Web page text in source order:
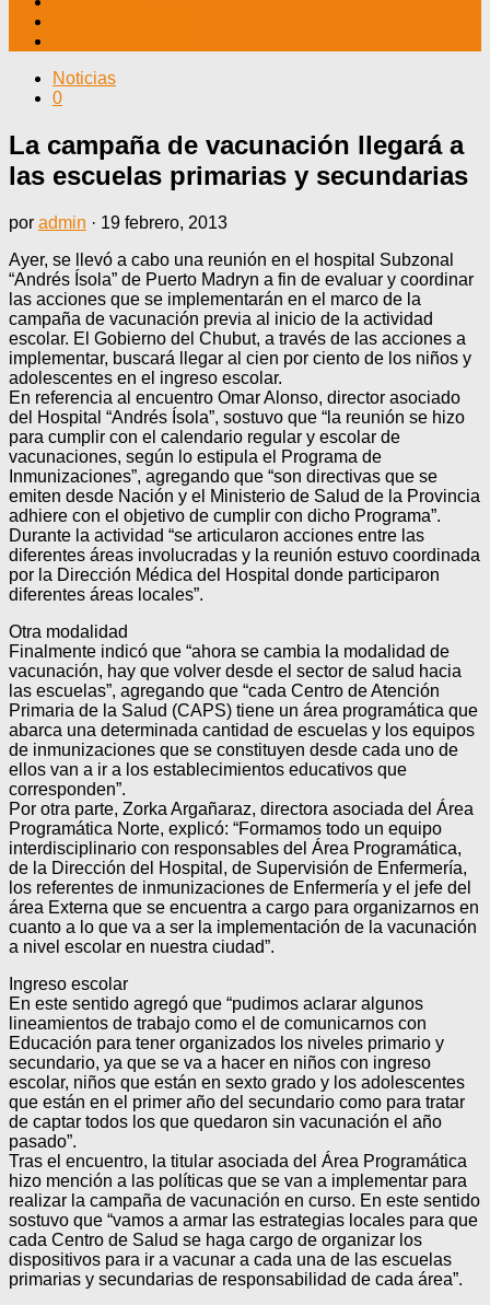
Noticias
0
La campaña de vacunación llegará a
las escuelas primarias y secundarias
por admin · 19 febrero, 2013
Ayer, se llevó a cabo una reunión en el hospital Subzonal
“Andrés Ísola” de Puerto Madryn a fin de evaluar y coordinar
las acciones que se implementarán en el marco de la
campaña de vacunación previa al inicio de la actividad
escolar. El Gobierno del Chubut, a través de las acciones a
implementar, buscará llegar al cien por ciento de los niños y
adolescentes en el ingreso escolar.
En referencia al encuentro Omar Alonso, director asociado
del Hospital “Andrés Ísola”, sostuvo que “la reunión se hizo
para cumplir con el calendario regular y escolar de
vacunaciones, según lo estipula el Programa de
Inmunizaciones”, agregando que “son directivas que se
emiten desde Nación y el Ministerio de Salud de la Provincia
adhiere con el objetivo de cumplir con dicho Programa”.
Durante la actividad “se articularon acciones entre las
diferentes áreas involucradas y la reunión estuvo coordinada
por la Dirección Médica del Hospital donde participaron
diferentes áreas locales”.
Otra modalidad
Finalmente indicó que “ahora se cambia la modalidad de
vacunación, hay que volver desde el sector de salud hacia
las escuelas”, agregando que “cada Centro de Atención
Primaria de la Salud (CAPS) tiene un área programática que
abarca una determinada cantidad de escuelas y los equipos
de inmunizaciones que se constituyen desde cada uno de
ellos van a ir a los establecimientos educativos que
corresponden”.
Por otra parte, Zorka Argañaraz, directora asociada del Área
Programática Norte, explicó: “Formamos todo un equipo
interdisciplinario con responsables del Área Programática,
de la Dirección del Hospital, de Supervisión de Enfermería,
los referentes de inmunizaciones de Enfermería y el jefe del
área Externa que se encuentra a cargo para organizarnos en
cuanto a lo que va a ser la implementación de la vacunación
a nivel escolar en nuestra ciudad”.
Ingreso escolar
En este sentido agregó que “pudimos aclarar algunos
lineamientos de trabajo como el de comunicarnos con
Educación para tener organizados los niveles primario y
secundario, ya que se va a hacer en niños con ingreso
escolar, niños que están en sexto grado y los adolescentes
que están en el primer año del secundario como para tratar
de captar todos los que quedaron sin vacunación el año
pasado”.
Tras el encuentro, la titular asociada del Área Programática
hizo mención a las políticas que se van a implementar para
realizar la campaña de vacunación en curso. En este sentido
sostuvo que “vamos a armar las estrategias locales para que
cada Centro de Salud se haga cargo de organizar los
dispositivos para ir a vacunar a cada una de las escuelas
primarias y secundarias de responsabilidad de cada área”.